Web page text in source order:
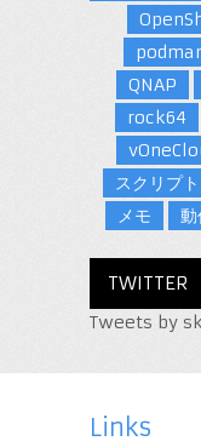
QNAP
rock64
スクリプト
メモ
動
TWITTER
Tweets by
Links